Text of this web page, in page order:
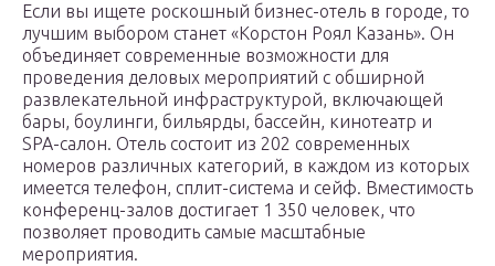
Если вы ищете роскошный бизнес-отель в городе, то
лучшим выбором станет «Корстон Роял Казань». Он
объединяет современные возможности для
проведения деловых мероприятий с обширной
развлекательной инфраструктурой, включающей
бары, боулинги, бильярды, бассейн, кинотеатр и
SPA-салон. Отель состоит из 202 современных
номеров различных категорий, в каждом из которых
имеется телефон, сплит-система и сейф. Вместимость
конференц-залов достигает 1 350 человек, что
позволяет проводить самые масштабные
мероприятия.